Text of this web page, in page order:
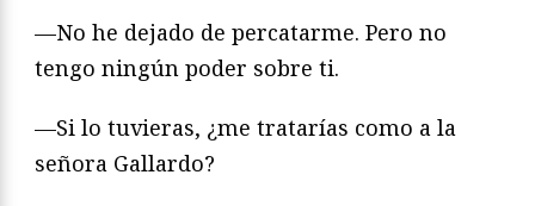
—No he dejado de percatarme. Pero no
tengo ningún poder sobre ti.
—Si lo tuvieras, ¿me tratarías como a la
señora Gallardo?